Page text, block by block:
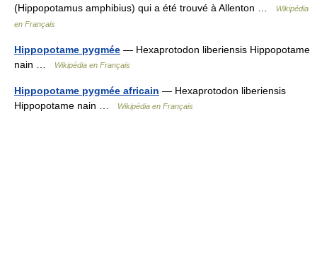
(Hippopotamus amphibius) qui a été trouvé à Allenton …
Wikipédia
en Français
Hippopotame pygmée — Hexaprotodon liberiensis Hippopotame
nain …
Wikipédia en Français
Hippopotame pygmée africain — Hexaprotodon liberiensis
Hippopotame nain …
Wikipédia en Français